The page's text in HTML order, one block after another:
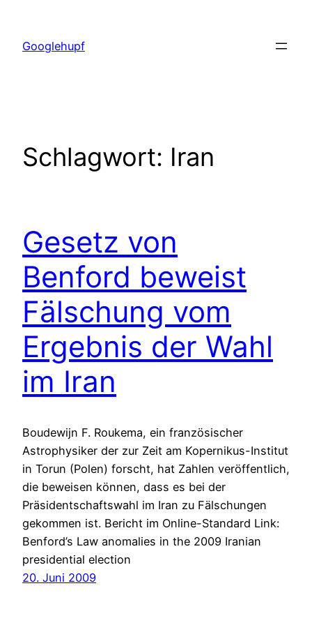
springen
Googlehupf
Schlagwort: Iran
Gesetz von
Benford beweist
Fälschung vom
Ergebnis der Wahl
im Iran
Boudewijn F. Roukema, ein französischer
Astrophysiker der zur Zeit am Kopernikus-Institut
in Torun (Polen) forscht, hat Zahlen veröffentlich,
die beweisen können, dass es bei der
Präsidentschaftswahl im Iran zu Fälschungen
gekommen ist. Bericht im Online-Standard Link:
Benford’s Law anomalies in the 2009 Iranian
presidential election
20. Juni 2009